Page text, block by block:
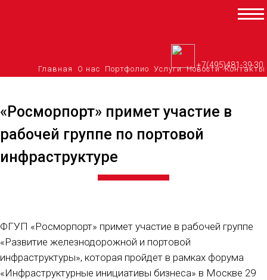
+7(495)481-39-30
Контакты
Новости
Услуги
Портфолио
О нас
Главная
«Росморпорт» примет участие в
рабочей группе по портовой
инфраструктуре
ФГУП «Росморпорт» примет участие в рабочей группе
«Развитие железнодорожной и портовой
инфраструктуры», которая пройдет в рамках форума
«Инфраструктурные инициативы бизнеса» в Москве 29